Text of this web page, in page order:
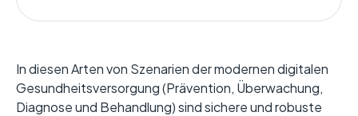
In diesen Arten von Szenarien der modernen digitalen
Gesundheitsversorgung (Prävention, Überwachung,
Diagnose und Behandlung) sind sichere und robuste